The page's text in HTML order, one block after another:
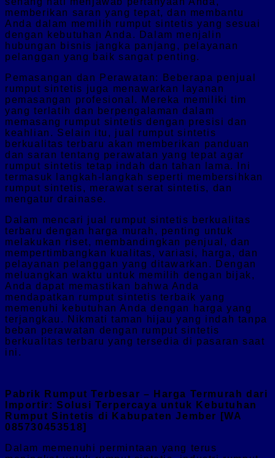
memberikan saran yang tepat, dan membantu
Anda dalam memilih rumput sintetis yang sesuai
dengan kebutuhan Anda. Dalam menjalin
hubungan bisnis jangka panjang, pelayanan
pelanggan yang baik sangat penting.
Pemasangan dan Perawatan: Beberapa penjual
rumput sintetis juga menawarkan layanan
pemasangan profesional. Mereka memiliki tim
yang terlatih dan berpengalaman dalam
memasang rumput sintetis dengan presisi dan
keahlian. Selain itu, jual rumput sintetis
berkualitas terbaru akan memberikan panduan
dan saran tentang perawatan yang tepat agar
rumput sintetis tetap indah dan tahan lama. Ini
termasuk langkah-langkah seperti membersihkan
rumput sintetis, merawat serat sintetis, dan
mengatur drainase.
Dalam mencari jual rumput sintetis berkualitas
terbaru dengan harga murah, penting untuk
melakukan riset, membandingkan penjual, dan
mempertimbangkan kualitas, variasi, harga, dan
pelayanan pelanggan yang ditawarkan. Dengan
meluangkan waktu untuk memilih dengan bijak,
Anda dapat memastikan bahwa Anda
mendapatkan rumput sintetis terbaik yang
memenuhi kebutuhan Anda dengan harga yang
terjangkau. Nikmati taman hijau yang indah tanpa
beban perawatan dengan rumput sintetis
berkualitas terbaru yang tersedia di pasaran saat
ini.
Pabrik Rumput Terbesar – Harga Termurah dari
Importir: Solusi Terpercaya untuk Kebutuhan
Rumput Sintetis di Kabupaten Jember [WA
085730453518]
Dalam memenuhi permintaan yang terus